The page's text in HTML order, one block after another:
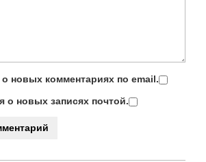
новых комментариях по email.
о новых записях почтой.